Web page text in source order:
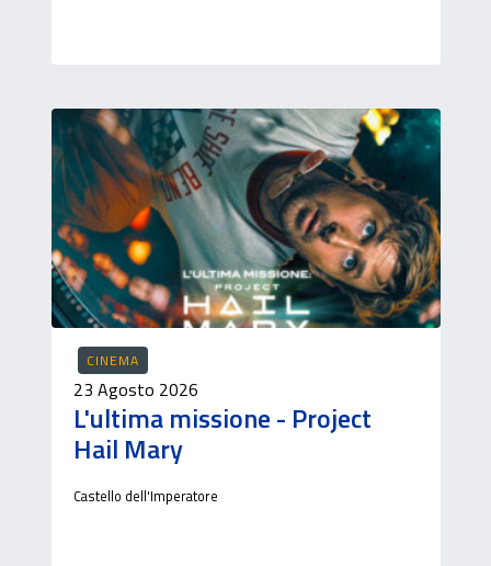
CINEMA
23 Agosto 2026
L'ultima missione - Project
Hail Mary
Castello dell'Imperatore